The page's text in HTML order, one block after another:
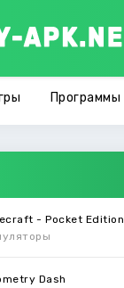
Программы
- Pocket Edition
Dash